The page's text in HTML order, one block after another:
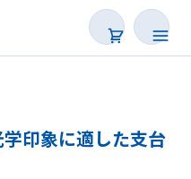
印象に適した支台